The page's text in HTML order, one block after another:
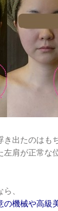
出たのはも
肩が正常な
、
の機械や高級